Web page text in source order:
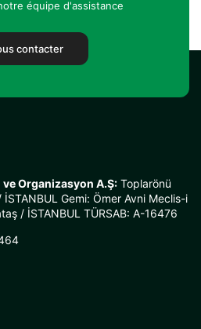
équipe d'assistance
contacter
Organizasyon A.Ş: Toplarönü
İSTANBUL Gemi: Ömer Avni Meclis-i
/ İSTANBUL TÜRSAB: A-16476